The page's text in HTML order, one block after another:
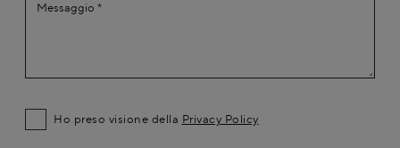
Ho preso visione della Privacy Policy